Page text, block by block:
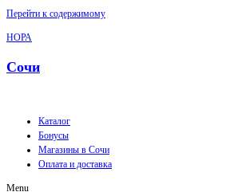
Перейти к содержимому
НОРА
Сочи
Каталог
Бонусы
Магазины в Сочи
Оплата и доставка
Menu